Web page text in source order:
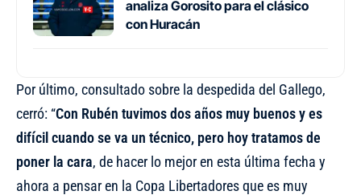
analiza Gorosito para el clásico
con Huracán
Por último, consultado sobre la despedida del Gallego,
cerró: “Con Rubén tuvimos dos años muy buenos y es
difícil cuando se va un técnico, pero hoy tratamos de
poner la cara, de hacer lo mejor en esta última fecha y
ahora a pensar en la Copa Libertadores que es muy